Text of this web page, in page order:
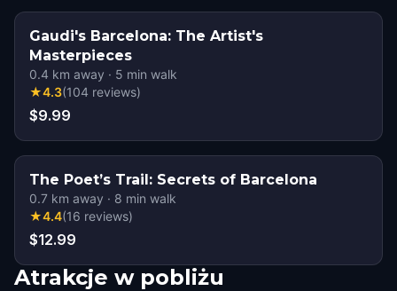
Gaudi's Barcelona: The Artist's
Masterpieces
0.4 km away · 5 min walk
★4.3(104 reviews)
$9.99
The Poet’s Trail: Secrets of Barcelona
0.7 km away · 8 min walk
★4.4(16 reviews)
$12.99
Atrakcje w pobliżu